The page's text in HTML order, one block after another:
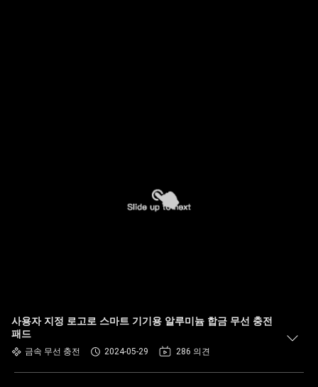
사용자 지정 로고로 스마트 기기용 알루미늄 합금 무선 충전
패드
금속 무선 충전 2024-05-29 286 의견